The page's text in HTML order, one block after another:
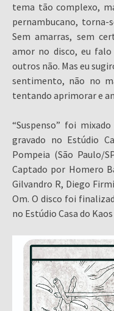
tema tão complexo,
pernambucano, torna-
Sem amarras, sem
amor no disco, eu
outros não. Mas eu
sentimento, não no
tentando aprimorar e
“Suspenso” foi
gravado no Estúdio
Pompeia (São Paulo/
Captado por Homero
Gilvandro R, Diego
Om. O disco foi
no Estúdio Casa do